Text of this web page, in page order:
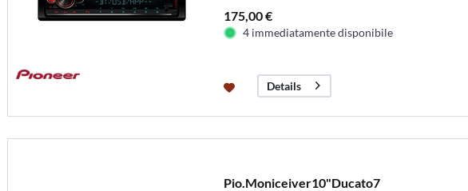
175,00 €
4 immediatamente disponibile
Details
Pio.Moniceiver10"Ducato7